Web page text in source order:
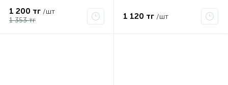
1 200 тг /шт
1 353 тг
PHC-30
1 120 тг /шт